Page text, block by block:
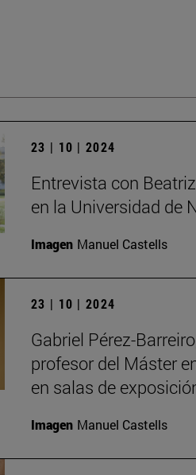
23 | 10 | 2024
Entrevista con
en la Universidad de
Imagen Manuel Castells
23 | 10 | 2024
Gabriel Pérez-
profesor del Máster
en salas de
Imagen Manuel Castells